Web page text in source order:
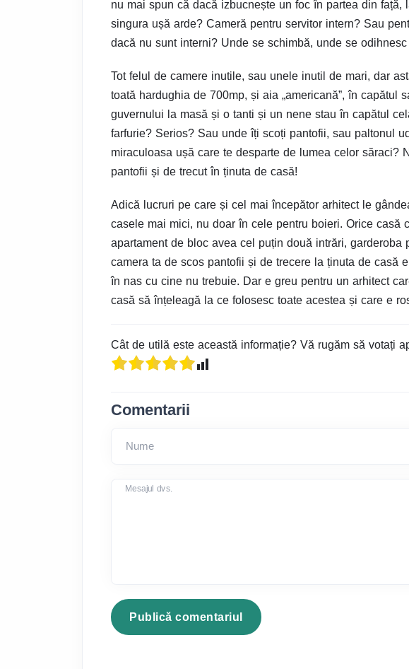
nu mai spun că dacă izbucnește un foc în partea din față,
singura ușă arde? Cameră pentru servitor intern? Sau
dacă nu sunt interni? Unde se schimbă, unde se
Tot felul de camere inutile, sau unele inutil de mari, dar
toată hardughia de 700mp, și aia „americană”, în capătul
guvernului la masă și o tanti și un nene stau în capătul
farfurie? Serios? Sau unde îți scoți pantofii, sau paltonul
miraculoasa ușă care te desparte de lumea celor săraci?
pantofii și de trecut în ținuta de casă!
Adică lucruri pe care și cel mai începător arhitect le
casele mai mici, nu doar în cele pentru boieri. Orice casă
apartament de bloc avea cel puțin două intrări, garderoba
camera ta de scos pantofii și de trecere la ținuta de casă
în nas cu cine nu trebuie. Dar e greu pentru un arhitect
casă să înțeleagă la ce folosesc toate acestea și care e
Cât de utilă este această informație? Vă rugăm să votați
Comentarii
Nume
Mesajul dvs.